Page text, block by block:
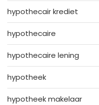
hypothecair krediet
hypothecaire
hypothecaire lening
hypotheek
hypotheek makelaar